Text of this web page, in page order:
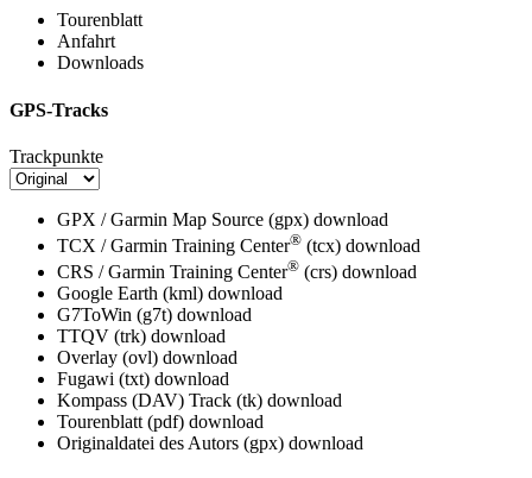
Tourenblatt
Anfahrt
Downloads
GPS-Tracks
Trackpunkte
GPX / Garmin Map Source (gpx) download
TCX / Garmin Training Center® (tcx) download
CRS / Garmin Training Center® (crs) download
Google Earth (kml) download
G7ToWin (g7t) download
TTQV (trk) download
Overlay (ovl) download
Fugawi (txt) download
Kompass (DAV) Track (tk) download
Tourenblatt (pdf) download
Originaldatei des Autors (gpx) download